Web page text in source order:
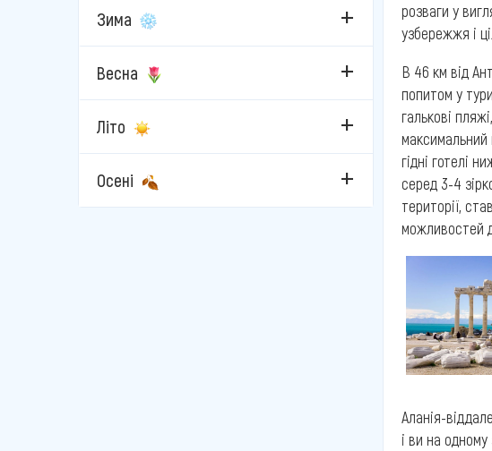
Каппадокія
Кушадаси
Мармарис
Фетхіє
Зима
Весна
Літо
Осені
розваги у
узбережжя і
В 46 км від
попитом у
галькові
максимальний
гідні готелі
серед 3-4
території,
можливостей
Аланія-
і ви на